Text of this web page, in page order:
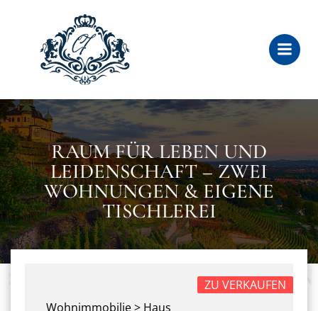
RAUM FÜR LEBEN UND
LEIDENSCHAFT – ZWEI
WOHNUNGEN & EIGENE
TISCHLEREI
Wohnimmobilie > Haus
ZU VERKAUFEN